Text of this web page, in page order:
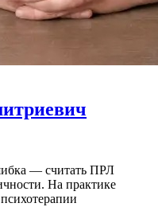
— считать ПРЛ
На практике